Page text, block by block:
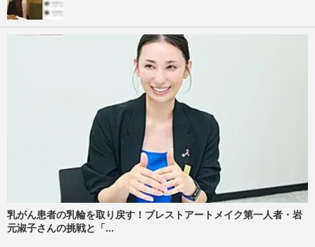
乳がん患者の乳輪を取り戻す！ブレストアートメイク第一人者・岩
元淑子さんの挑戦と「...